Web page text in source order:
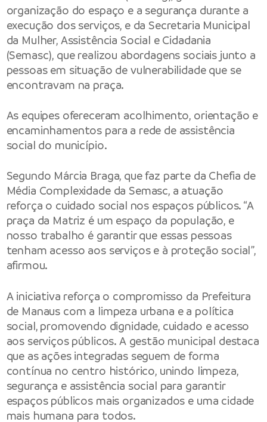
organização do espaço e a segurança durante a
execução dos serviços, e da Secretaria Municipal
da Mulher, Assistência Social e Cidadania
(Semasc), que realizou abordagens sociais junto a
pessoas em situação de vulnerabilidade que se
encontravam na praça.
As equipes ofereceram acolhimento, orientação e
encaminhamentos para a rede de assistência
social do município.
Segundo Márcia Braga, que faz parte da Chefia de
Média Complexidade da Semasc, a atuação
reforça o cuidado social nos espaços públicos. “A
praça da Matriz é um espaço da população, e
nosso trabalho é garantir que essas pessoas
tenham acesso aos serviços e à proteção social”,
afirmou.
A iniciativa reforça o compromisso da Prefeitura
de Manaus com a limpeza urbana e a política
social, promovendo dignidade, cuidado e acesso
aos serviços públicos. A gestão municipal destaca
que as ações integradas seguem de forma
contínua no centro histórico, unindo limpeza,
segurança e assistência social para garantir
espaços públicos mais organizados e uma cidade
mais humana para todos.